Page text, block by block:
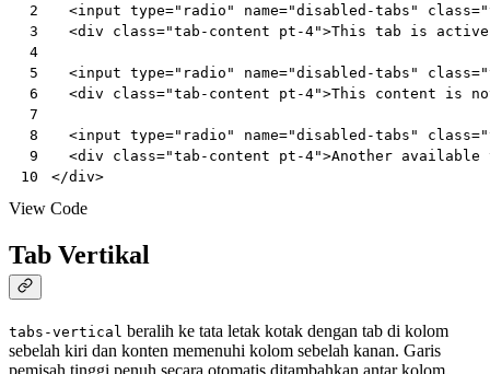
2
3
4
5
6
7
8
9
10
<input type="radio" name="disabled-tabs" class=
<div class="tab-content pt-4">This tab is active
<input type="radio" name="disabled-tabs" class=
<div class="tab-content pt-4">This content is
<input type="radio" name="disabled-tabs" class=
<div class="tab-content pt-4">Another available
</div>
View Code
Tab Vertikal
tabs-vertical beralih ke tata letak kotak dengan tab di kolom
sebelah kiri dan konten memenuhi kolom sebelah kanan. Garis
pemisah tinggi penuh secara otomatis ditambahkan antar kolom.